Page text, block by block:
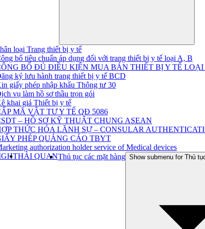
loại Trang thiết bị y tế
bố tiêu chuẩn áp dụng đối với trang thiết bị y tế loại A, B
BỐ ĐỦ ĐIỀU KIỆN MUA BÁN THIẾT BỊ Y TẾ LOẠI
ký lưu hành trang thiết bị y tế BCD
giấy phép nhập khẩu Thông tư 30
vụ làm hồ sơ thầu trọn gói
khai giá Thiết bị y tế
MÃ VẬT TƯ Y TẾ QĐ 5086
– HỒ SƠ KỸ THUẬT CHUNG ASEAN
THỨC HÓA LÃNH SỰ – CONSULAR
PHÉP QUẢNG CÁO TBYT
authorization holder service of Medical devices
HẢI QUANThủ tục các mặt hàng Show submenu for Thủ